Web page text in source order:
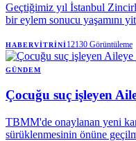
Geçtiğimiz yıl İstanbul
bir eylem sonucu yaşamını
ve yaşları 18'den küçük olan
hapis cezası talep edildi.
HABERVITRINI12130 Görüntüleme
GÜNDEM
Çocuğu suç işleyen
TBMM'de onaylanan yeni
sürüklenmesinin önüne